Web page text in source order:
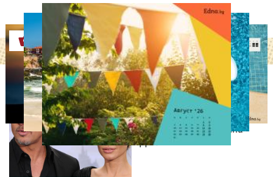
Оферти
ИЗВЕСТНИ
Нов удар в битката: Брад
Пит поиска достъп до
тайните на Анджелина
Джоли